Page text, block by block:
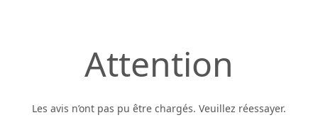
Attention
Les avis n’ont pas pu être chargés. Veuillez réessayer.